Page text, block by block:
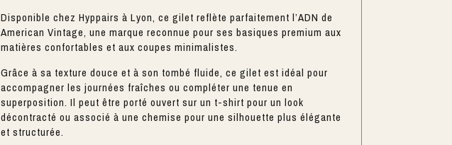
Disponible chez Hyppairs à Lyon, ce gilet reflète parfaitement l’ADN de
American Vintage, une marque reconnue pour ses basiques premium aux
matières confortables et aux coupes minimalistes.
Grâce à sa texture douce et à son tombé fluide, ce gilet est idéal pour
accompagner les journées fraîches ou compléter une tenue en
superposition. Il peut être porté ouvert sur un t-shirt pour un look
décontracté ou associé à une chemise pour une silhouette plus élégante
et structurée.